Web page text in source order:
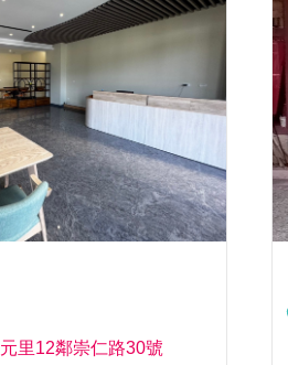
里12鄰崇仁路30號